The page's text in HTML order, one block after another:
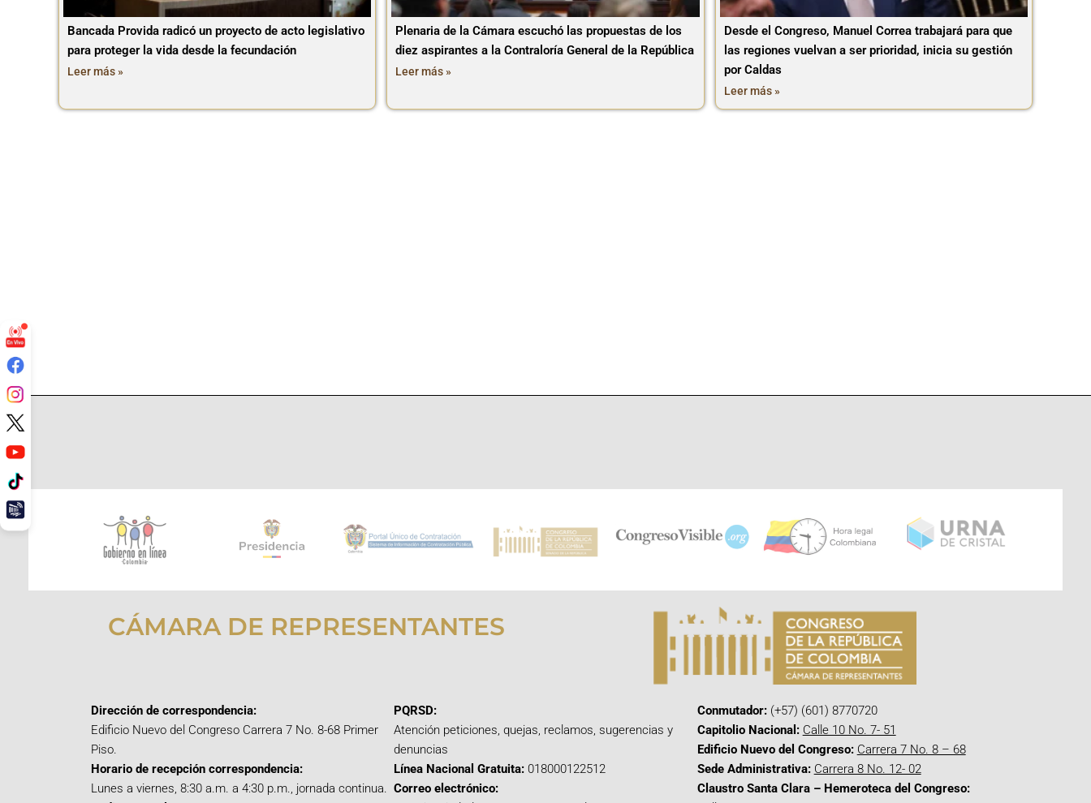
Bancada Provida radicó un proyecto de acto legislativo
para proteger la vida desde la fecundación
Leer más »
Plenaria de la Cámara escuchó las propuestas de los
diez aspirantes a la Contraloría General de la República
Leer más »
Desde el Congreso, Manuel Correa trabajará para que
las regiones vuelvan a ser prioridad, inicia su gestión
por Caldas
Leer más »
CÁMARA DE REPRESENTANTES
Dirección de correspondencia:
Edificio Nuevo del Congreso Carrera 7 No. 8-68 Primer
Piso.
Horario de recepción correspondencia:
Lunes a viernes, 8:30 a.m. a 4:30 p.m., jornada continua.
PQRSD:
Atención peticiones, quejas, reclamos, sugerencias y
denuncias
Línea Nacional Gratuita: 018000122512
Correo electrónico:
Conmutador:(+57) (601) 8770720
Capitolio Nacional: Calle 10 No. 7- 51
Edificio Nuevo del Congreso: Carrera 7 No. 8 – 68
Sede Administrativa: Carrera 8 No. 12- 02
Claustro Santa Clara – Hemeroteca del Congreso: